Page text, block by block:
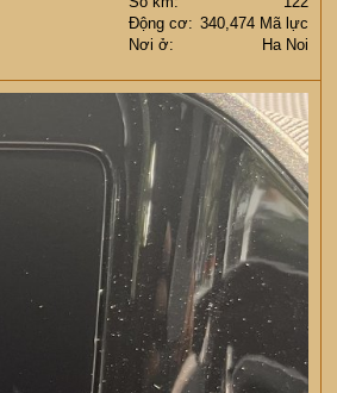
Động cơ
340,474 Mã lực
Nơi ở
Ha Noi